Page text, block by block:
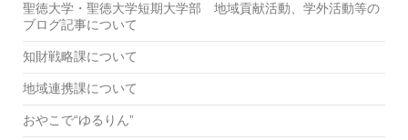
聖徳大学・聖徳大学短期大学部 地域貢献活動、学外活動等の
ブログ記事について
知財戦略課について
地域連携課について
おやこで“ゆるりん”